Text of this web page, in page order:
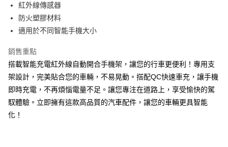
玉山商業銀行
台新國際商業銀行
台灣樂天信用卡公司
Google Pay
ATM付款
運送方式
全家取貨付款
每筆NT$60，滿NT$699(含以上)免運費
紅外線傳感器
防火塑膠材料
適用於不同智能手機大小
銷售重點
搭載智能充電紅外線自動開合手機架，讓您的行車更便利！專用支
架設計，完美貼合您的車輛，不易晃動。搭配QC快速車充，讓手機
即時充電，不再煩惱電量不足。讓您專注在道路上，享受愉快的駕
馭體驗。立即擁有這款高品質的汽車配件，讓您的車輛更具智能
化！